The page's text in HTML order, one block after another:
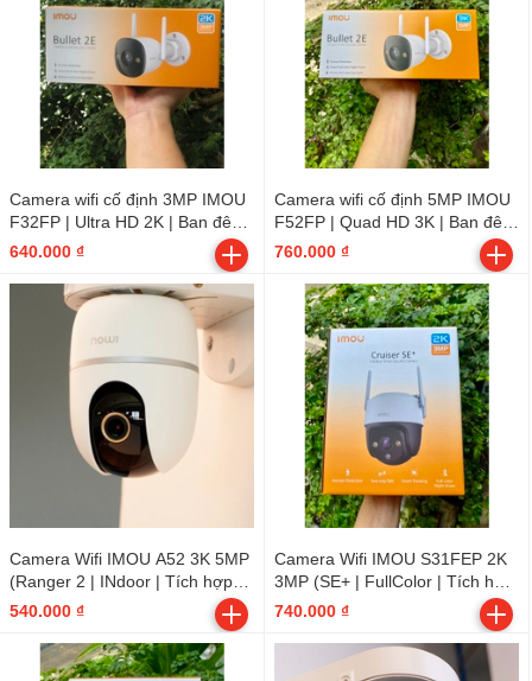
Camera wifi cố định 3MP IMOU
F32FP | Ultra HD 2K | Ban đêm
có màu | Tích hợp micro |
Thùng 16c | Bullet 2E - Outdoor
640.000 ₫
Camera wifi cố định 5MP IMOU
F52FP | Quad HD 3K | Ban đêm
có màu | Tích hợp micro |
Thùng 16c | Bullet 2E - Outdoor
760.000 ₫
Camera Wifi IMOU A52 3K 5MP
(Ranger 2 | INdoor | Tích hợp
LOA, đàm thoại 2 chiều)
540.000 ₫
Camera Wifi IMOU S31FEP 2K
3MP (SE+ | FullColor | Tích hợp
LOA, đàm thoại 2 chiều) -
740.000 ₫